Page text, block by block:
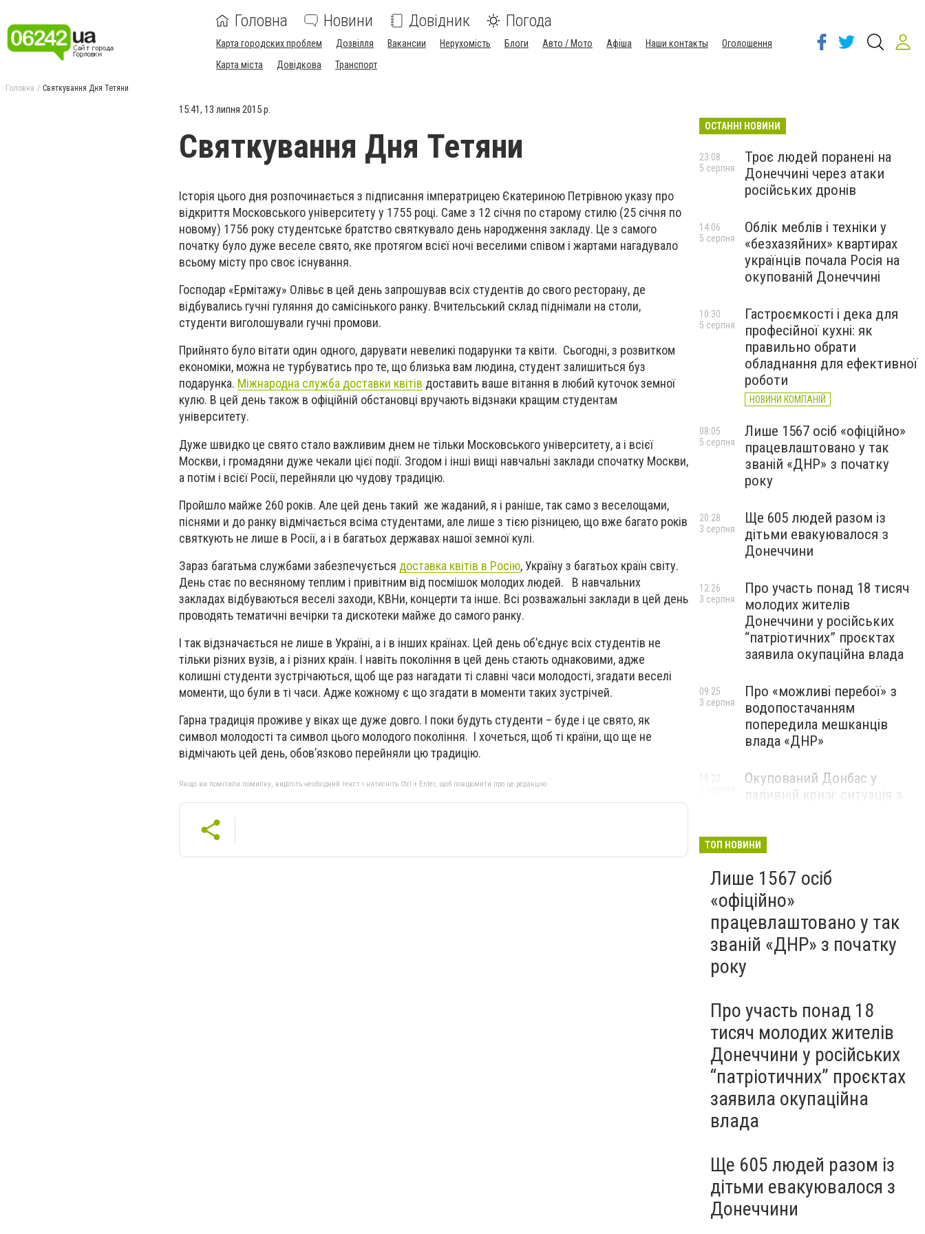
Головна Новини Довідник Погода
Карта городских проблем Дозвілля Вакансии Нерухомість Блоги Авто / Мото Афіша Наши контакты
Оголошення
Карта міста
Довідкова Транспорт
Головна Святкування Дня Тетяни
15:41, 13 липня 2015 р.
Святкування Дня Тетяни
Історія цього дня розпочинається з підписання імператрицею Єкатериною Петрівною указу про
відкриття Московського університету у 1755 році. Саме з 12 січня по старому стилю (25 січня по
новому) 1756 року студентське братство святкувало день народження закладу. Це з самого
початку було дуже веселе свято, яке протягом всієї ночі веселими співом і жартами нагадувало
всьому місту про своє існування.
Господар «Ермітажу» Олівьє в цей день запрошував всіх студентів до свого ресторану, де
відбувались гучні гуляння до самісінького ранку. Вчительський склад піднімали на столи,
студенти виголошували гучні промови.
Прийнято було вітати один одного, дарувати невеликі подарунки та квіти. Сьогодні, з розвитком
економіки, можна не турбуватись про те, що близька вам людина, студент залишиться буз
подарунка. Міжнародна служба доставки квітів доставить ваше вітання в любий куточок земної
кулю. В цей день також в офіційній обстановці вручають відзнаки кращим студентам
університету.
Дуже швидко це свято стало важливим днем не тільки Московського університету, а і всієї
Москви, і громадяни дуже чекали цієї події. Згодом і інші вищі навчальні заклади спочатку Москви,
а потім і всієї Росії, перейняли цю чудову традицію.
Пройшло майже 260 років. Але цей день такий же жаданий, я і раніше, так само з веселощами,
піснями и до ранку відмічається всіма студентами, але лише з тією різницею, що вже багато років
святкують не лише в Росії, а і в багатьох державах нашої земної кулі.
Зараз багатьма службами забезпечується доставка квітів в Росію, Україну з багатьох країн світу.
День стає по весняному теплим і привітним від посмішок молодих людей. В навчальних
закладах відбуваються веселі заходи, КВНи, концерти та інше. Всі розважальні заклади в цей день
проводять тематичні вечірки та дискотеки майже до самого ранку.
І так відзначається не лише в Україні, а і в інших країнах. Цей день об’єднує всіх студентів не
тільки різних вузів, а і різних країн. І навіть покоління в цей день стають однаковими, адже
колишні студенти зустрічаються, щоб ще раз нагадати ті славні часи молодості, згадати веселі
моменти, що були в ті часи. Адже кожному є що згадати в моменти таких зустрічей.
Гарна традиція проживе у віках ще дуже довго. І поки будуть студенти – буде і це свято, як
символ молодості та символ цього молодого покоління. І хочеться, щоб ті країни, що ще не
відмічають цей день, обов’язково перейняли цю традицію.
Якщо ви помітили помилку, виділіть необхідний текст і натисніть Ctrl + Enter, щоб повідомити про це редакцію
ОСТАННІ НОВИНИ
Троє людей поранені на
Донеччині через атаки
російських дронів
23:08
5 серпня
Облік меблів і техніки у
«безхазяйних» квартирах
українців почала Росія на
окупованій Донеччині
14:06
5 серпня
Гастроємкості і дека для
професійної кухні: як
правильно обрати
обладнання для ефективної
роботи
НОВИНИ КОМПАНІЙ
10:30
5 серпня
Лише 1567 осіб «офіційно»
працевлаштовано у так
званій «ДНР» з початку
року
08:05
5 серпня
Ще 605 людей разом із
дітьми евакуювалося з
Донеччини
20:28
3 серпня
Про участь понад 18 тисяч
молодих жителів
Донеччини у російських
“патріотичних” проєктах
заявила окупаційна влада
12:26
3 серпня
Про «можливі перебої» з
водопостачанням
попередила мешканців
влада «ДНР»
09:25
3 серпня
Окупований Донбас у
паливній кризі: ситуація з
ТОП НОВИНИ
Лише 1567 осіб
«офіційно»
працевлаштовано у так
званій «ДНР» з початку
року
Про участь понад 18
тисяч молодих жителів
Донеччини у російських
“патріотичних” проєктах
заявила окупаційна
влада
Ще 605 людей разом із
дітьми евакуювалося з
Донеччини